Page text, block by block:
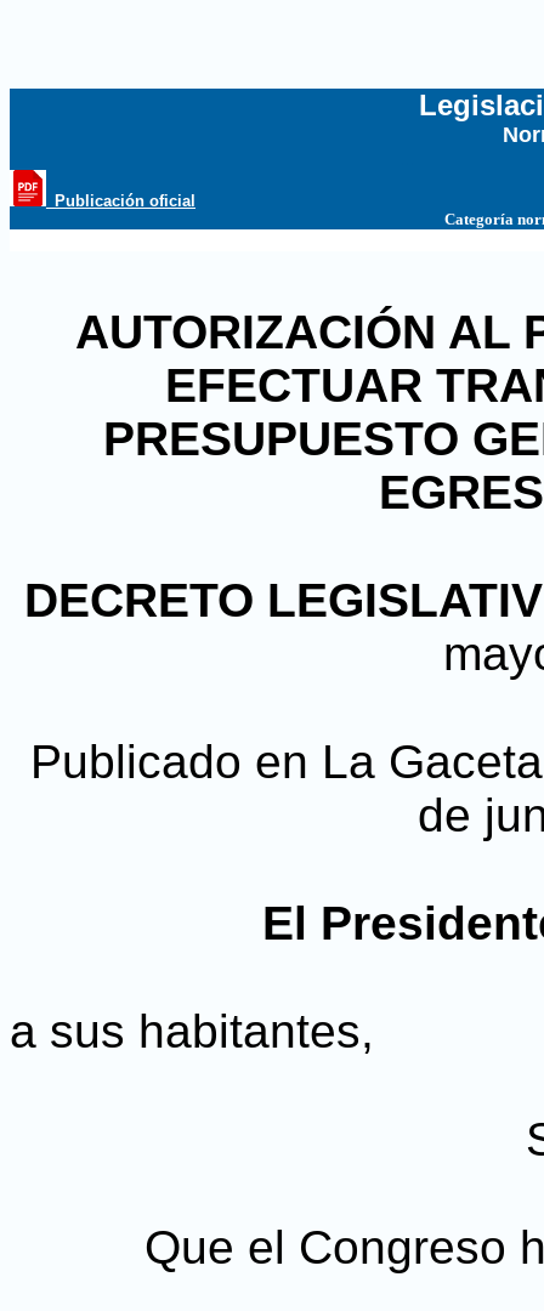
_Publicación oficial
Categoría
AUTORIZACIÓN AL
EFECTUAR
PRESUPUESTO
DECRETO
Publicado en La
de
El
a sus habitantes,
Que el Congreso